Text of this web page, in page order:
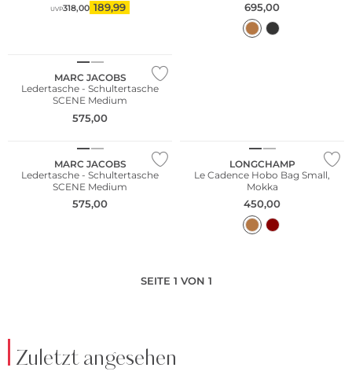
UVP318,00 189,99 695,00
MARC JACOBS
Ledertasche - Schultertasche
SCENE Medium
575,00
MARC JACOBS
Ledertasche - Schultertasche
SCENE Medium
575,00
LONGCHAMP
Le Cadence Hobo Bag Small,
Mokka
450,00
SEITE 1 VON 1
Zuletzt angesehen